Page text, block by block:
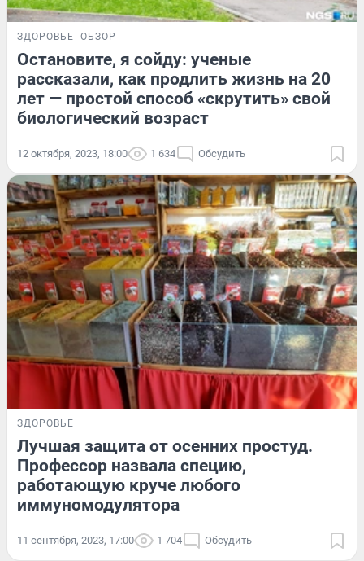
ЗДОРОВЬЕ ОБЗОР
Остановите, я сойду: ученые
рассказали, как продлить жизнь на 20
лет — простой способ «скрутить» свой
биологический возраст
12 октября, 2023, 18:00 1 634 Обсудить
ЗДОРОВЬЕ
Лучшая защита от осенних простуд.
Профессор назвала специю,
работающую круче любого
иммуномодулятора
11 сентября, 2023, 17:00 1 704 Обсудить